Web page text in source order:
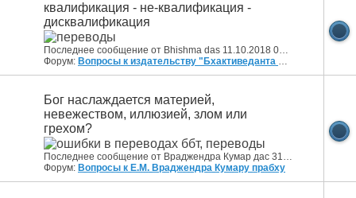
квалификация - не-квалификация -
дисквалификация
Последнее сообщение от Bhishma das 11.10.2018 01:27
Форум: Вопросы к издательству "Бхактиведанта Бук Траст"
Бог наслаждается материей,
невежеством, иллюзией, злом или
грехом?
Последнее сообщение от Враджендра Кумар дас 31.07.2016
Форум: Вопросы к Е.М. Враджендра Кумару прабху